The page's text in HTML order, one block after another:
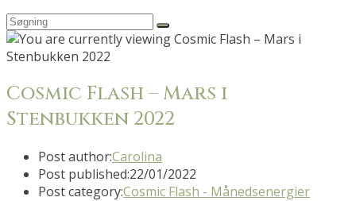
Cosmic Flash – Mars i
Stenbukken 2022
Post author:Carolina
Post published:22/01/2022
Post category:Cosmic Flash - Månedsenergier